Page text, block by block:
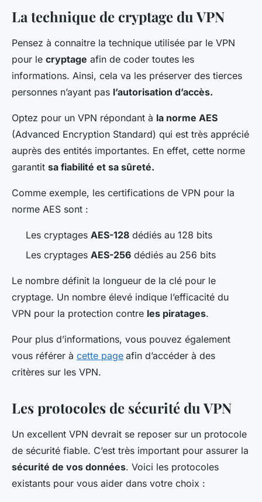
La technique de cryptage du VPN
Pensez à connaitre la technique utilisée par le VPN
pour le cryptage afin de coder toutes les
informations. Ainsi, cela va les préserver des tierces
personnes n’ayant pas l’autorisation d’accès.
Optez pour un VPN répondant à la norme AES
(Advanced Encryption Standard) qui est très apprécié
auprès des entités importantes. En effet, cette norme
garantit sa fiabilité et sa sûreté.
Comme exemple, les certifications de VPN pour la
norme AES sont :
Les cryptages AES-128 dédiés au 128 bits
Les cryptages AES-256 dédiés au 256 bits
Le nombre définit la longueur de la clé pour le
cryptage. Un nombre élevé indique l’efficacité du
VPN pour la protection contre les piratages.
Pour plus d’informations, vous pouvez également
vous référer à cette page afin d’accéder à des
critères sur les VPN.
Les protocoles de sécurité du VPN
Un excellent VPN devrait se reposer sur un protocole
de sécurité fiable. C’est très important pour assurer la
sécurité de vos données. Voici les protocoles
existants pour vous aider dans votre choix :